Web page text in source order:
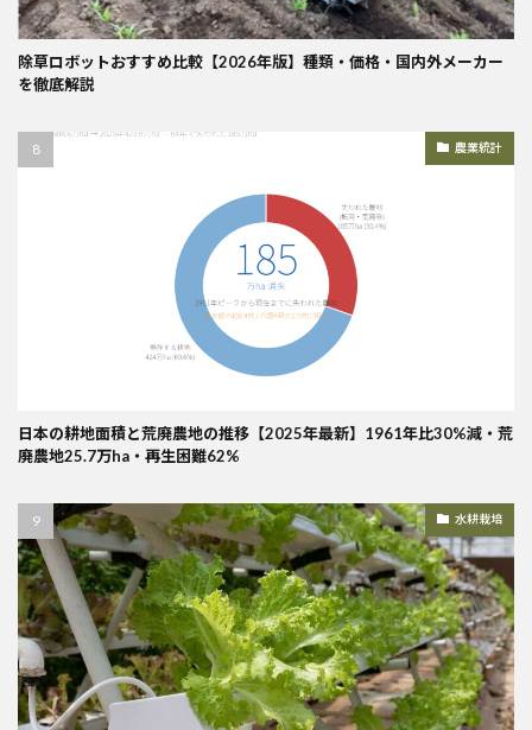
除草ロボットおすすめ比較【2026年版】種類・価格・国内外メーカー
を徹底解説
農業統計
日本の耕地面積と荒廃農地の推移【2025年最新】1961年比30%減・荒
廃農地25.7万ha・再生困難62%
水耕栽培